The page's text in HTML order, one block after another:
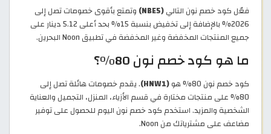
فعّل كود خصم نون التالي(NBE5)
وتمتع بأقوى خصومات تصل إلى
2026% بالإضافة إلى تخفيض بنسبة 15% بحد أعلى 5.12 دينار على
جميع المنتجات المخفضة وغير المخفضة في تطبيق Noon البحرين.
ما هو كود خصم نون 80%؟
كود خصم نون 80% هو (HNW1)
. يقدم خصومات هائلة تصل إلى
80% على منتجات مختارة في قسم الأزياء، المنزل، التجميل والعناية
الشخصية والمزيد. استخدم كود خصم نون اليوم للحصول على توفير
مضاعف على مشترياتك من Noon.